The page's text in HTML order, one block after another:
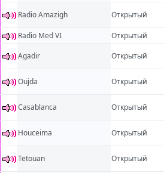
Radio Amazigh
Открытый
Radio Med VI Открытый
Agadir
Открытый
Oujda Открытый
Casablanca Открытый
Houceima Открытый
Tetouan Открытый